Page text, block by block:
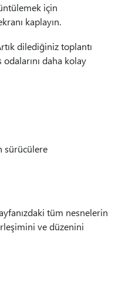
için
kaplayın.
dilediğiniz toplantı
daha kolay
sürücülere
tüm nesnelerin
ve düzenini